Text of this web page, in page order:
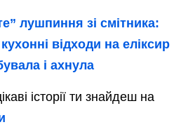
лушпиння зі смітника:
відходи на еліксир
і ахнула
історії ти знайдеш на